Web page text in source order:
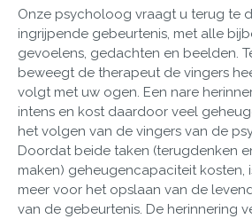
Onze psycholoog vraagt u terug te
ingrijpende gebeurtenis, met alle
gevoelens, gedachten en beelden.
beweegt de therapeut de vingers
volgt met uw ogen. Een nare
intens en kost daardoor veel
het volgen van de vingers van de
Doordat beide taken (terugdenken
maken) geheugencapaciteit kosten,
meer voor het opslaan van de
van de gebeurtenis. De herinnering